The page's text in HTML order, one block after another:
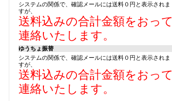
システムの関係で、確認メールには送料０円と表示されま
すが、
送料込みの合計金額をおって
連絡いたします。
ゆうちょ振替
システムの関係で、確認メールには送料０円と表示されま
すが、
送料込みの合計金額をおって
連絡いたします。